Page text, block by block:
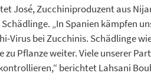
José, Zucchiniproduzent aus
„In Spanien kämpfen
Virus bei Zucchinis. Schädlinge
Pflanze weiter. Viele unserer
berichtet Lahsani